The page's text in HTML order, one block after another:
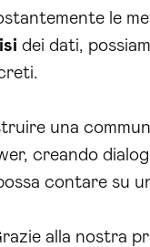
le
dei dati,
una
creando
contare su
alla nostra